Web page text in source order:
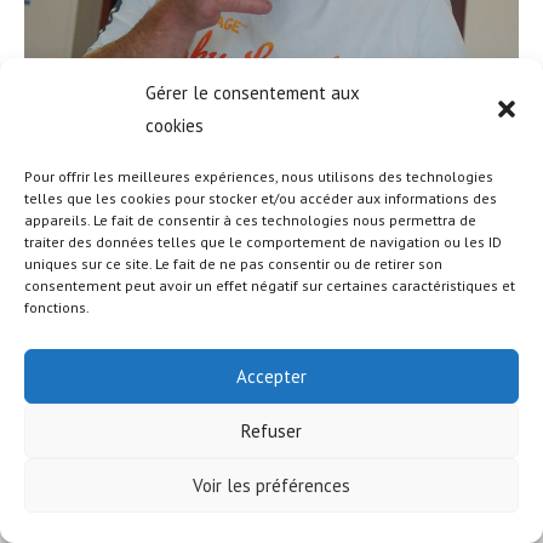
Gérer le consentement aux
cookies
Pour offrir les meilleures expériences, nous utilisons des technologies
telles que les cookies pour stocker et/ou accéder aux informations des
appareils. Le fait de consentir à ces technologies nous permettra de
traiter des données telles que le comportement de navigation ou les ID
uniques sur ce site. Le fait de ne pas consentir ou de retirer son
consentement peut avoir un effet négatif sur certaines caractéristiques et
fonctions.
Accepter
Refuser
Voir les préférences
© COPYRIGHT - OCEANWP THEME BY NICK